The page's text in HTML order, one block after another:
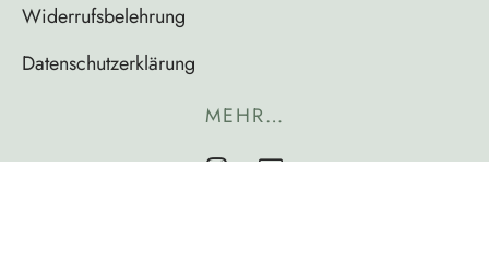
Widerrufsbelehrung
Datenschutzerklärung
MEHR…